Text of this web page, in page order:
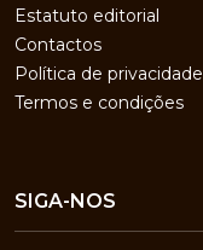
Estatuto editorial
Contactos
Política de privacidade
Termos e condições
SIGA-NOS